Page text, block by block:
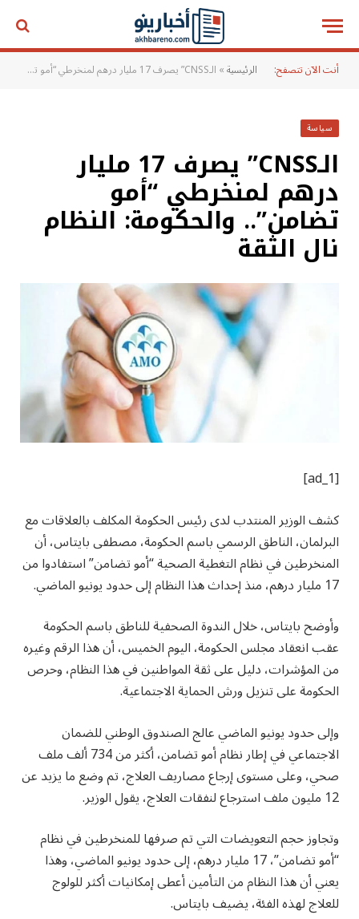
أنت الآن تتصفح: الرئيسية» الـCNSS” يصرف 17 مليار درهم لمنخرطي “أمو تضامن”.. والحكومة: النظام نال الثقة
سياسة
الـCNSS” يصرف 17 مليار
درهم لمنخرطي “أمو
تضامن”.. والحكومة: النظام
نال الثقة
[ad_1]
كشف الوزير المنتدب لدى رئيس الحكومة المكلف بالعلاقات مع
البرلمان، الناطق الرسمي باسم الحكومة، مصطفى بايتاس، أن
المنخرطين في نظام التغطية الصحية “أمو تضامن” استفادوا من
17 مليار درهم، منذ إحداث هذا النظام إلى حدود يونيو الماضي.
وأوضح بايتاس، خلال الندوة الصحفية للناطق باسم الحكومة
عقب انعقاد مجلس الحكومة، اليوم الخميس، أن هذا الرقم وغيره
من المؤشرات، دليل على ثقة المواطنين في هذا النظام، وحرص
الحكومة على تنزيل ورش الحماية الاجتماعية.
وإلى حدود يونيو الماضي عالج الصندوق الوطني للضمان
الاجتماعي في إطار نظام أمو تضامن، أكثر من 734 ألف ملف
صحي، وعلى مستوى إرجاع مصاريف العلاج، تم وضع ما يزيد عن
12 مليون ملف استرجاع لنفقات العلاج، يقول الوزير.
وتجاوز حجم التعويضات التي تم صرفها للمنخرطين في نظام
“أمو تضامن”، 17 مليار درهم، إلى حدود يونيو الماضي، وهذا
يعني أن هذا النظام من التأمين أعطى إمكانيات أكثر للولوج
للعلاج لهذه الفئة، يضيف بايتاس.